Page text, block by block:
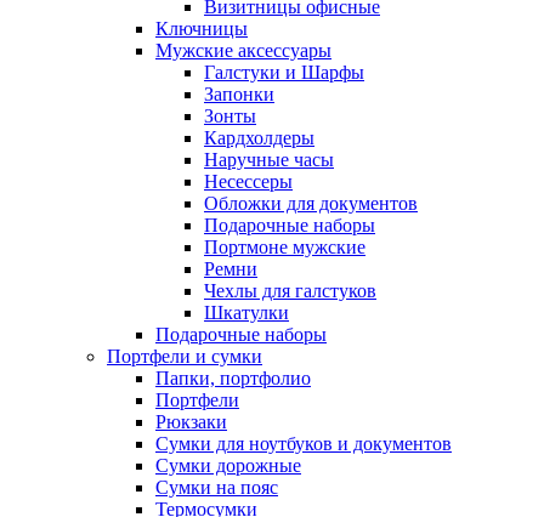
Визитницы офисные
Ключницы
Мужские аксессуары
Галстуки и Шарфы
Запонки
Зонты
Кардхолдеры
Наручные часы
Несессеры
Обложки для документов
Подарочные наборы
Портмоне мужские
Ремни
Чехлы для галстуков
Шкатулки
Подарочные наборы
Портфели и сумки
Папки, портфолио
Портфели
Рюкзаки
Сумки для ноутбуков и документов
Сумки дорожные
Сумки на пояс
Термосумки